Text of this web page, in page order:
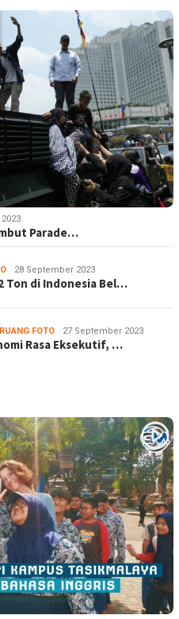
Parade…
28 September 2023
Ton di Indonesia Bel…
RUANG FOTO 27 September 2023
Rasa Eksekutif, …